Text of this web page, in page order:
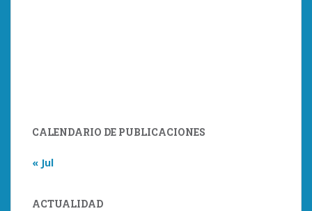
CALENDARIO DE PUBLICACIONES
« Jul
ACTUALIDAD